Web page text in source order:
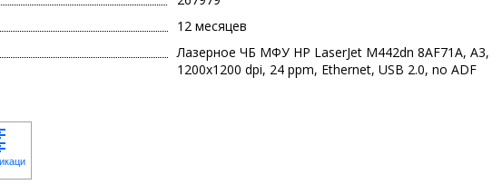
12 месяцев
Лазерное ЧБ МФУ HP LaserJet M442dn 8AF71A, A3,
1200x1200 dpi, 24 ppm, Ethernet, USB 2.0, no ADF